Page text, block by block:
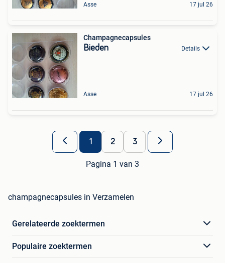
Asse 17 jul 26
Champagnecapsules
Bieden Details
Asse 17 jul 26
1 2 3
Pagina 1 van 3
champagnecapsules in Verzamelen
Gerelateerde zoektermen
Populaire zoektermen